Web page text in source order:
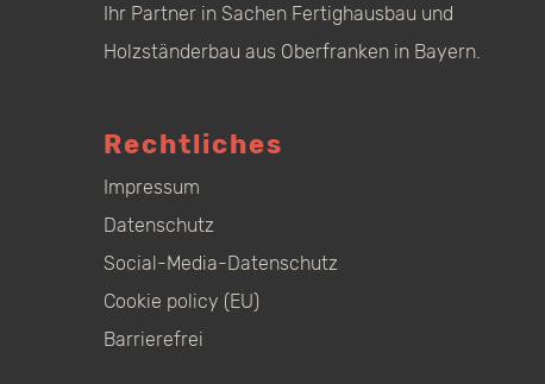
Ihr Partner in Sachen Fertighausbau und
Holzständerbau aus Oberfranken in Bayern.
Rechtliches
Impressum
Datenschutz
Social-Media-Datenschutz
Cookie policy (EU)
Barrierefrei